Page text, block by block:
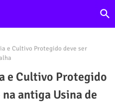
e Cultivo Protegido deve ser
e Cultivo Protegido
antiga Usina de